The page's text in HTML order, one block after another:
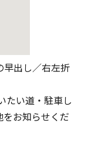
早出し／右左折
たい道・駐車し
お知らせくだ